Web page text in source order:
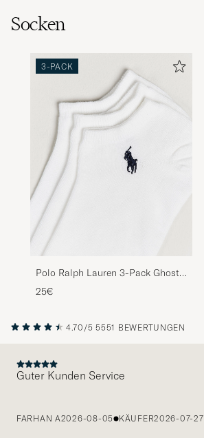
Socken
3-PACK
Polo Ralph Lauren 3-Pack Ghost
Sock White
25€
4.70/5 5551 BEWERTUNGEN
Guter Kunden Service
FARHAN A2026-08-05 KÄUFER2026-07-27